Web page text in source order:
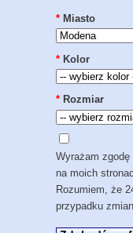
* Miasto
* Kolor
* Rozmiar
Wyrażam
na moich
Rozumiem, że
przypadku